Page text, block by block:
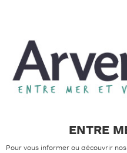
ENTRE
Pour vous informer ou découvrir